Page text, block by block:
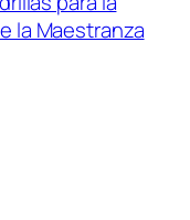
la Maestranza